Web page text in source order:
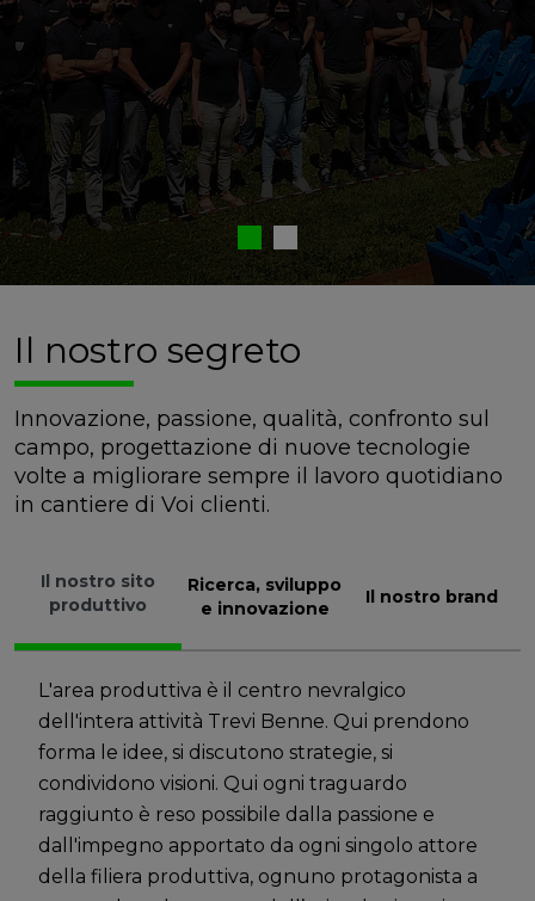
Il nostro segreto
Innovazione, passione, qualità, confronto sul
campo, progettazione di nuove tecnologie
volte a migliorare sempre il lavoro quotidiano
in cantiere di Voi clienti.
Il nostro sito
produttivo
Ricerca, sviluppo
e innovazione
Il nostro brand
L'area produttiva è il centro nevralgico
dell'intera attività Trevi Benne. Qui prendono
forma le idee, si discutono strategie, si
condividono visioni. Qui ogni traguardo
raggiunto è reso possibile dalla passione e
dall'impegno apportato da ogni singolo attore
della filiera produttiva, ognuno protagonista a